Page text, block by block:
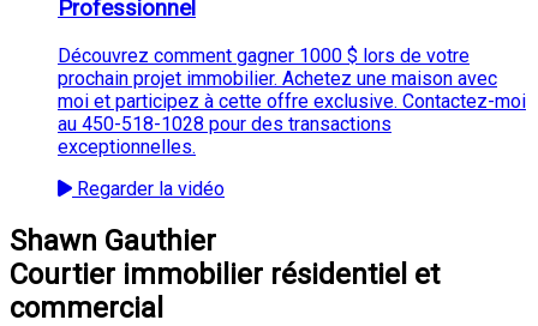
Professionnel
Découvrez comment gagner 1000 $ lors de votre
prochain projet immobilier. Achetez une maison avec
moi et participez à cette offre exclusive. Contactez-moi
au 450-518-1028 pour des transactions
exceptionnelles.
Regarder la vidéo
Shawn Gauthier
Courtier immobilier résidentiel et
commercial